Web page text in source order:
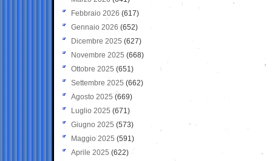
Febbraio 2026 (617)
Gennaio 2026 (652)
Dicembre 2025 (627)
Novembre 2025 (668)
Ottobre 2025 (651)
Settembre 2025 (662)
Agosto 2025 (669)
Luglio 2025 (671)
Giugno 2025 (573)
Maggio 2025 (591)
Aprile 2025 (622)